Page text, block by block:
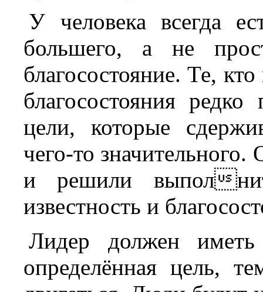
У человека всегда
большего, а не
благосостояние. Те,
благосостояния
цели, которые
чего-то
и решили выпол
известность и
Лидер должен
определённая цель,